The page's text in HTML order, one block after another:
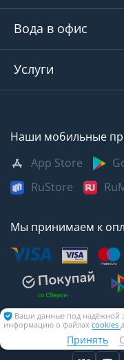
Вода в офис
Услуги
Наши мобильные
App Store
RuStore
Мы принимаем к
Ваши данные под надёжной
информацию о файлах cookies
Принять